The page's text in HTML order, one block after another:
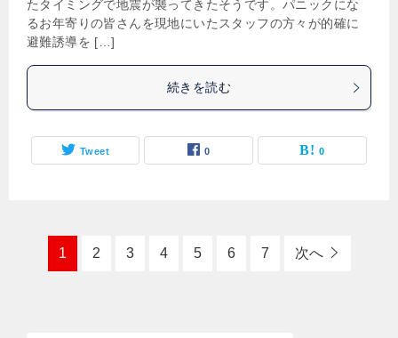
たタイミングで地震が襲ってきたそうです。パニックにな
るお年寄りの皆さんを現地にいたスタッフの方々が的確に
避難誘導を […]
続きを読む
Tweet 0 0
1 2 3 4 5 6 7 次へ